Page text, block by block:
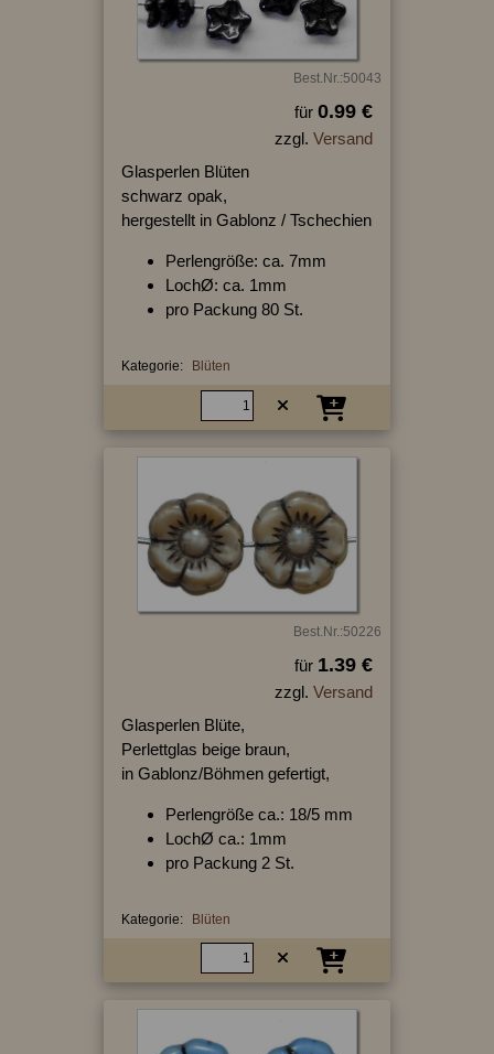
Best.Nr.:50043
für 0.99 €
zzgl. Versand
Glasperlen Blüten
schwarz opak,
hergestellt in Gablonz / Tschechien
Perlengröße: ca. 7mm
LochØ: ca. 1mm
pro Packung 80 St.
Kategorie: Blüten
Best.Nr.:50226
für 1.39 €
zzgl. Versand
Glasperlen Blüte,
Perlettglas beige braun,
in Gablonz/Böhmen gefertigt,
Perlengröße ca.: 18/5 mm
LochØ ca.: 1mm
pro Packung 2 St.
Kategorie: Blüten